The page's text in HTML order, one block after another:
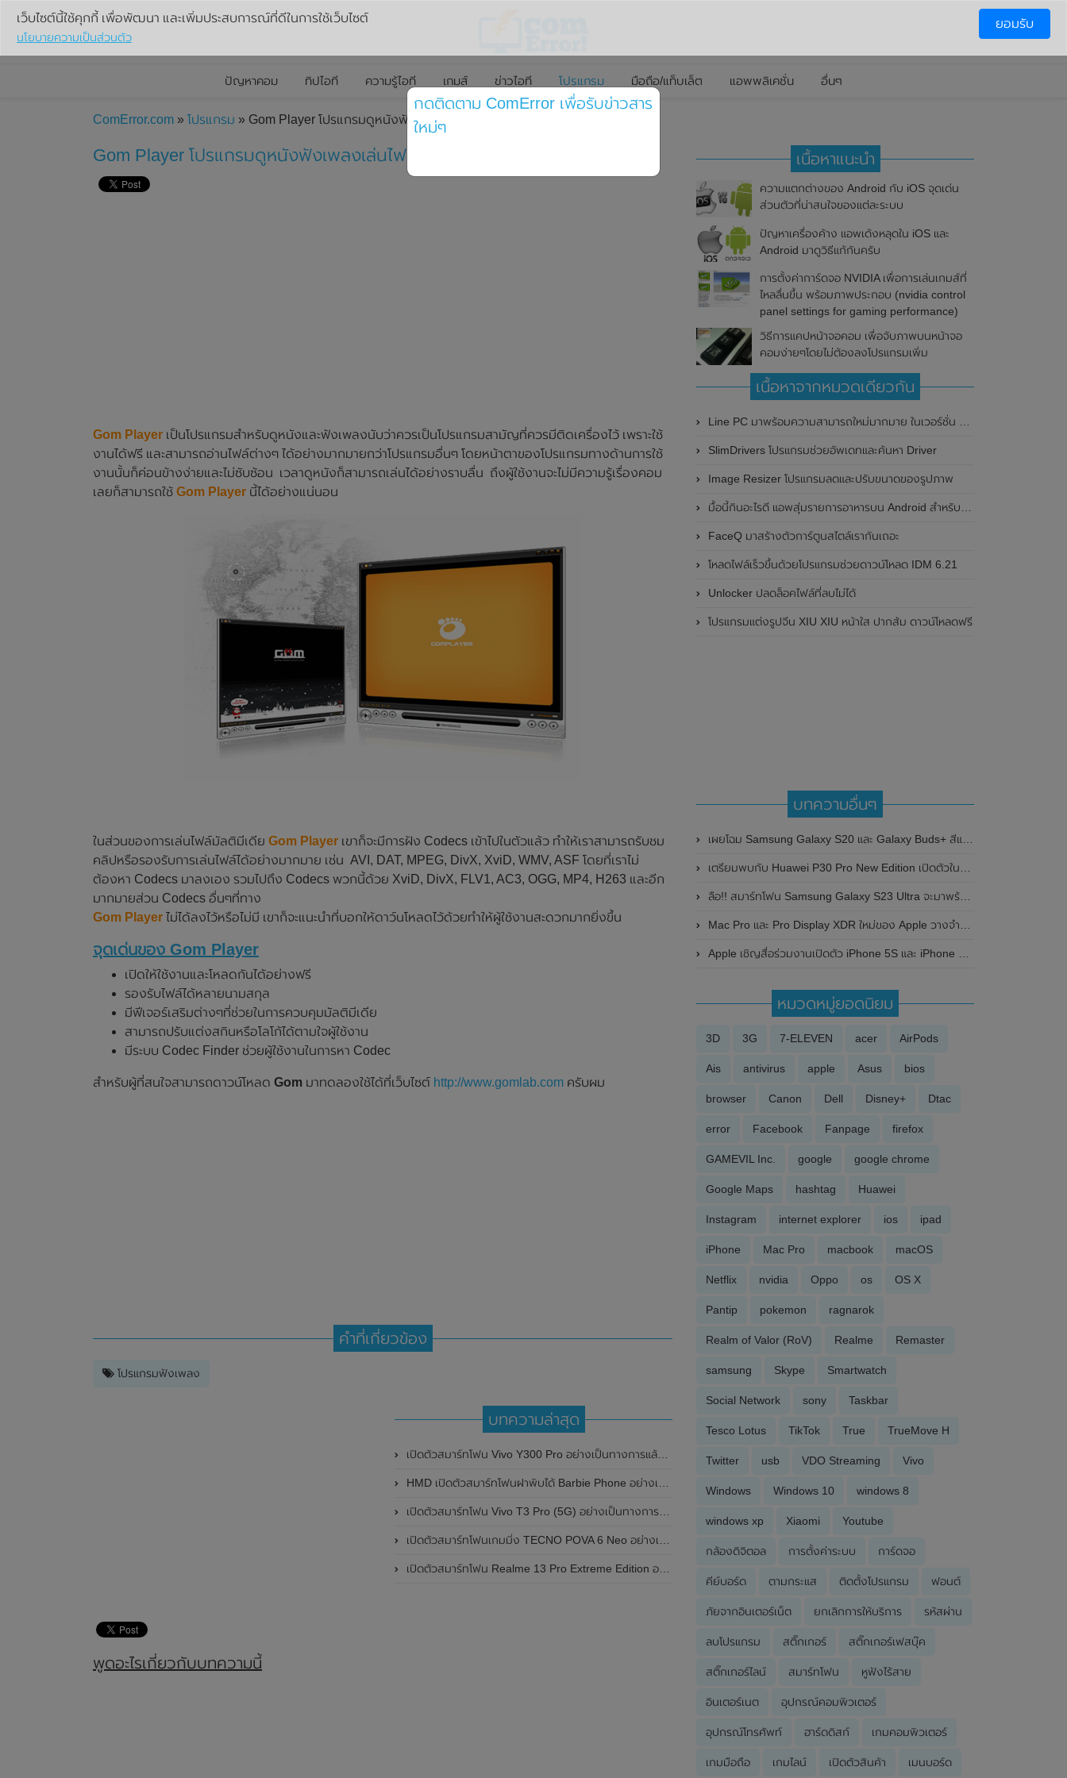
ปัญหาคอม ทิปไอที ความรู้ไอที เกมส์ ข่าวไอที โปรแกรม มือถือ/แท็บเล็ต แอพพลิเคชั่น อื่นๆ
ComError.com » โปรแกรม » Gom Player โปรแกรมดูหนังฟังเพลง
Gom Player โปรแกรมดูหนังฟังเพลงเล่นไฟล์ครอบจักรวาล
Gom Player เป็นโปรแกรมสำหรับดูหนังและฟังเพลงนับว่าควรเป็นโปรแกรมสามัญที่ควรมีติดเครื่องไว้ เพราะใช้
งานได้ฟรี และสามารถอ่านไฟล์ต่างๆ ได้อย่างมากมายกว่าโปรแกรมอื่นๆ โดยหน้าตาของโปรแกรมทางด้านการใช้
งานนั้นก็ค่อนข้างง่ายและไม่ซับซ้อน เวลาดูหนังก็สามารถเล่นได้อย่างราบลื่น ถึงผู้ใช้งานจะไม่มีความรู้เรื่องคอม
เลยก็สามารถใช้ Gom Player นี้ได้อย่างแน่นอน
ในส่วนของการเล่นไฟล์มัลติมีเดีย Gom Player เขาก็จะมีการฝัง Codecs เข้าไปในตัวแล้ว ทำให้เราสามารถรับชม
คลิปหรือรองรับการเล่นไฟล์ได้อย่างมากมาย เช่น AVI, DAT, MPEG, DivX, XviD, WMV, ASF โดยที่เราไม่
ต้องหา Codecs มาลงเอง รวมไปถึง Codecs พวกนี้ด้วย XviD, DivX, FLV1, AC3, OGG, MP4, H263 และอีก
มากมายส่วน Codecs อื่นๆที่ทาง
Gom Player ไม่ได้ลงไว้หรือไม่มี เขาก็จะแนะนำที่บอกให้ดาว์นโหลดไว้ด้วยทำให้ผู้ใช้งานสะดวกมากยิ่งขึ้น
จุดเด่นของ Gom Player
เปิดให้ใช้งานและโหลดกันได้อย่างฟรี
รองรับไฟล์ได้หลายนามสกุล
มีฟีเจอร์เสริมต่างๆที่ช่วยในการควบคุมมัลติมีเดีย
สามารถปรับแต่งสกินหรือโลโก้ได้ตามใจผู้ใช้งาน
มีระบบ Codec Finder ช่วยผู้ใช้งานในการหา Codec
สำหรับผู้ที่สนใจสามารถดาวน์โหลด Gom มาทดลองใช้ได้ที่เว็บไซต์ http://www.gomlab.com ครับผม
คำที่เกี่ยวข้อง
โปรแกรมฟังเพลง
บทความล่าสุด
เปิดตัวสมาร์ทโฟน Vivo Y300 Pro อย่างเป็นทางการแล้วในประเทศจีน มาพร้อมดีไซน์พรีเมี่ยม ทนทาน และแบตเตอรี่สุดอึดขนาดใหญ่ 6,500mAh พร้อมรองรับการชาร์จไว 80W
HMD เปิดตัวสมาร์ทโฟนฝาพับได้ Barbie Phone อย่างเป็นทางการแล้ว มาพร้อมธีมสีชมพูสดใส
เปิดตัวสมาร์ทโฟน Vivo T3 Pro (5G) อย่างเป็นทางการแล้วในประเทศอินเดีย
เปิดตัวสมาร์ทโฟนเกมมิ่ง TECNO POVA 6 Neo อย่างเป็นทางการแล้วในประเทศไทย ในราคา 8,499 บาท
เปิดตัวสมาร์ทโฟน Realme 13 Pro Extreme Edition อย่างเป็นทางการแล้วในประเทศจีน
พูดอะไรเกี่ยวกับบทความนี้
เนื้อหาแนะนำ
ความแตกต่างของ Android กับ iOS จุดเด่น
ส่วนตัวที่น่าสนใจของแต่ละระบบ
ปัญหาเครื่องค้าง แอพเด้งหลุดใน iOS และ
Android มาดูวิธีแก้กันครับ
การตั้งค่าการ์ดจอ NVIDIA เพื่อการเล่นเกมส์ที่
ไหลลื่นขึ้น พร้อมภาพประกอบ (nvidia control
panel settings for gaming performance)
วิธีการแคปหน้าจอคอม เพื่อจับภาพบนหน้าจอ
คอมง่ายๆโดยไม่ต้องลงโปรแกรมเพิ่ม
เนื้อหาจากหมวดเดียวกัน
Line PC มาพร้อมความสามารถใหม่มากมาย ในเวอร์ชั่น 4.7.0
SlimDrivers โปรแกรมช่วยอัพเดทและค้นหา Driver
Image Resizer โปรแกรมลดและปรับขนาดของรูปภาพ
มื้อนี้กินอะไรดี แอพสุ่มรายการอาหารบน Android สำหรับชาวไอที
FaceQ มาสร้างตัวการ์ตูนสไตล์เรากันเถอะ
โหลดไฟล์เร็วขึ้นด้วยโปรแกรมช่วยดาวน์โหลด IDM 6.21
Unlocker ปลดล็อคไฟล์ที่ลบไม่ได้
โปรแกรมแต่งรูปจีน XIU XIU หน้าใส ปากส้ม ดาวน์โหลดฟรี
บทความอื่นๆ
เผยโฉม Samsung Galaxy S20 และ Galaxy Buds+ สีแดง Jennie Red Limited Edition วางจำหน่ายในเกาหลีเท่านั้น (มีคลิป)
เตรียมพบกับ Huawei P30 Pro New Edition เปิดตัวในวันที่ 15 พฤษภาคม 2020 อาจมาพร้อมกับ GMS (Google Mobile Services)
ลือ!! สมาร์ทโฟน Samsung Galaxy S23 Ultra จะมาพร้อมกล้อง ความละเอียดสูงถึง 200MP และแบตเตอรี่ 5,000mAh
Mac Pro และ Pro Display XDR ใหม่ของ Apple วางจำหน่ายแล้วในสหรัฐฯ
Apple เชิญสื่อร่วมงานเปิดตัว iPhone 5S และ iPhone 5C วันที่ 10 กันยายน 2556
หมวดหมู่ยอดนิยม
3D 3G 7-ELEVEN acer AirPods
Ais antivirus apple Asus bios
browser Canon Dell Disney+ Dtac
error Facebook Fanpage firefox
GAMEVIL Inc. google google chrome
Google Maps hashtag Huawei
Instagram internet explorer ios ipad
iPhone Mac Pro macbook macOS
Netflix nvidia Oppo os OS X
Pantip pokemon ragnarok
Realm of Valor (RoV) Realme Remaster
samsung Skype Smartwatch
Social Network sony Taskbar
Tesco Lotus TikTok True TrueMove H
Twitter usb VDO Streaming Vivo
Windows Windows 10 windows 8
windows xp Xiaomi Youtube
กล้องดิจิตอล การตั้งค่าระบบ การ์ดจอ
คีย์บอร์ด ตามกระแส ติดตั้งโปรแกรม ฟอนต์
ภัยจากอินเตอร์เน็ต ยกเลิกการให้บริการ รหัสผ่าน
ลบโปรแกรม สติ๊กเกอร์ สติ๊กเกอร์เฟสบุ๊ค
สติ๊กเกอร์ไลน์ สมาร์ทโฟน หูฟังไร้สาย
อินเตอร์เนต อุปกรณ์คอมพิวเตอร์
อุปกรณ์โทรศัพท์ ฮาร์ดดิสก์ เกมคอมพิวเตอร์
เกมมือถือ เกมไลน์ เปิดตัวสินค้า เมนบอร์ด
เว็บไซต์นี้ใช้คุกกี้ เพื่อพัฒนา และเพิ่มประสบการณ์ที่ดีในการใช้เว็บไซต์
นโยบายความเป็นส่วนตัว
ยอมรับ
กดติดตาม ComError เพื่อรับข่าวสาร
ใหม่ๆ